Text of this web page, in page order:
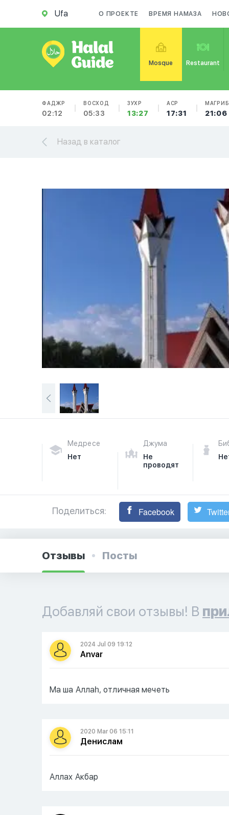
Ufa О ПРОЕКТЕ ВРЕМЯ НАМАЗА
Mosque Restaurant
ФАДЖР
02:12
ВОСХОД
05:33
ЗУХР
13:27
АСР
17:31
МАГРИБ
21:06
Назад в каталог
Медресе
Нет
Джума
Не
проводят
Поделиться: Facebook
Отзывы Посты
Добавляй свои отзывы! В
2024 Jul 09 19:12
Anvar
Ма ша Аллаһ, отличная мечеть
2020 Mar 06 15:11
Денислам
Аллах Акбар